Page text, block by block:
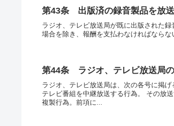
第43条 出版済の録音製品を放
ラジオ、テレビ放送局が既に出版された
場合を除き、報酬を支払わなければなら
第44条 ラジオ、テレビ放送局の
ラジオ、テレビ放送局は、次の各号に掲
テレビ番組を中継放送する行為。 その放
複製行為。前項に...